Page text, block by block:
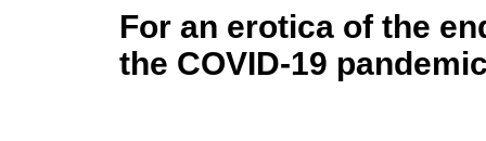
For an erotica of the
the COVID-19